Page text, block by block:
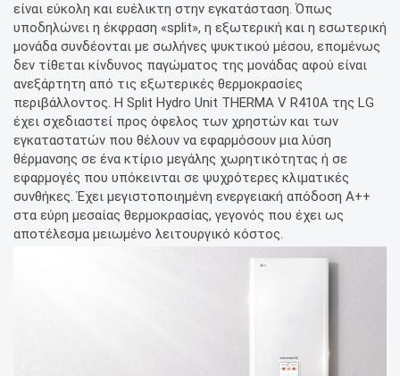
είναι εύκολη και ευέλικτη στην εγκατάσταση. Όπως
υποδηλώνει η έκφραση «split», η εξωτερική και η εσωτερική
μονάδα συνδέονται με σωλήνες ψυκτικού μέσου, επομένως
δεν τίθεται κίνδυνος παγώματος της μονάδας αφού είναι
ανεξάρτητη από τις εξωτερικές θερμοκρασίες
περιβάλλοντος. Η Split Hydro Unit THERMA V R410A της LG
έχει σχεδιαστεί προς όφελος των χρηστών και των
εγκαταστατών που θέλουν να εφαρμόσουν μια λύση
θέρμανσης σε ένα κτίριο μεγάλης χωρητικότητας ή σε
εφαρμογές που υπόκεινται σε ψυχρότερες κλιματικές
συνθήκες. Έχει μεγιστοποιημένη ενεργειακή απόδοση A++
στα εύρη μεσαίας θερμοκρασίας, γεγονός που έχει ως
αποτέλεσμα μειωμένο λειτουργικό κόστος.